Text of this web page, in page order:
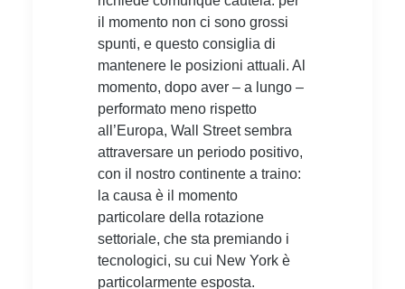
il momento non ci sono grossi
spunti, e questo consiglia di
mantenere le posizioni attuali. Al
momento, dopo aver – a lungo –
performato meno rispetto
all’Europa, Wall Street sembra
attraversare un periodo positivo,
con il nostro continente a traino:
la causa è il momento
particolare della rotazione
settoriale, che sta premiando i
tecnologici, su cui New York è
particolarmente esposta.